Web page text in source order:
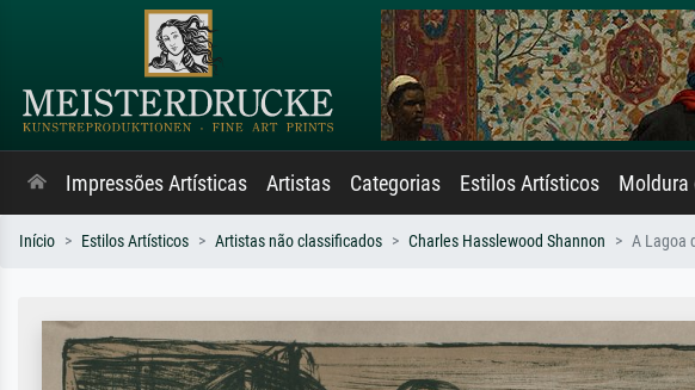
Impressões Artísticas Artistas Categorias Estilos Artísticos Moldura
Início Estilos Artísticos Artistas não classificados Charles Hasslewood Shannon A Lagoa